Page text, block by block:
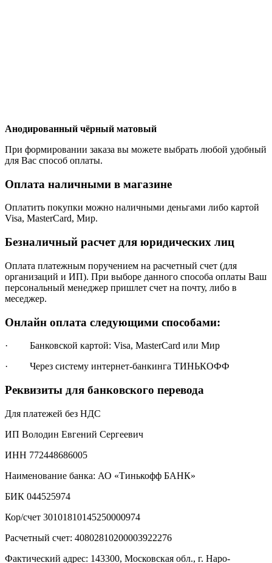
Анодированный чёрный матовый
При формировании заказа вы можете выбрать любой удобный
для Вас способ оплаты.
Оплата наличными в магазине
Оплатить покупки можно наличными деньгами либо картой
Visa, MasterCard, Мир.
Безналичный расчет для юридических лиц
Оплата платежным поручением на расчетный счет (для
организаций и ИП). При выборе данного способа оплаты Ваш
персональный менеджер пришлет счет на почту, либо в
меседжер.
Онлайн оплата следующими способами:
· Банковской картой: Visa, MasterCard или Мир
· Через систему интернет-банкинга ТИНЬКОФФ
Реквизиты для банковского перевода
Для платежей без НДС
ИП Володин Евгений Сергеевич
ИНН 772448686005
Наименование банка: АО «Тинькофф БАНК»
БИК 044525974
Кор/счет 30101810145250000974
Расчетный счет: 40802810200003922276
Фактический адрес: 143300, Московская обл., г. Наро-